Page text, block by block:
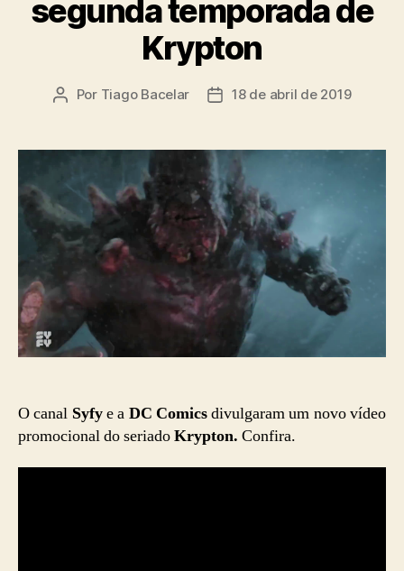
segunda temporada de
Krypton
Autor
Por Tiago Bacelar
Data18 de abril de 2019
O canal Syfye a DC Comicsdivulgaram um novo vídeo
promocional do seriadoKrypton. Confira.